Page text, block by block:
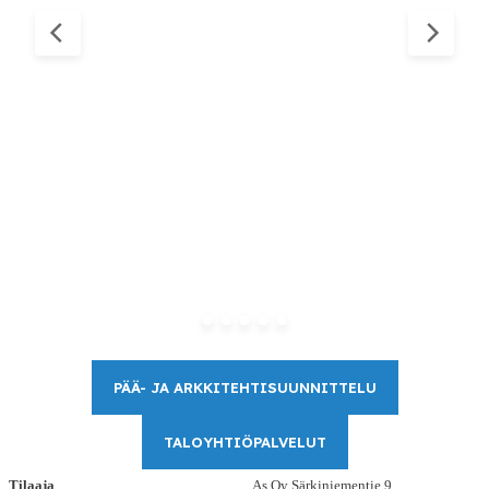
PÄÄ- JA ARKKITEHTISUUNNITTELU
TALOYHTIÖPALVELUT
Tilaaja As Oy Särkiniementie 9